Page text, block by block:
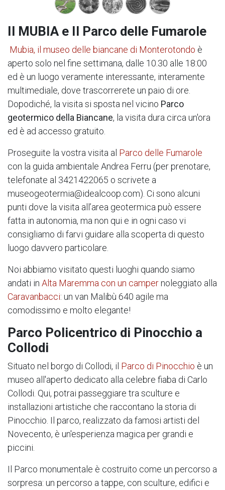
Il MUBIA e Il Parco delle Fumarole
Mubia, il museo delle biancane di Monterotondo è
aperto solo nel fine settimana, dalle 10.30 alle 18:00
ed è un luogo veramente interessante, interamente
multimediale, dove trascorrerete un paio di ore.
Dopodiché, la visita si sposta nel vicino Parco
geotermico della Biancane, la visita dura circa un'ora
ed è ad accesso gratuito.
Proseguite la vostra visita al Parco delle Fumarole
con la guida ambientale Andrea Ferru (per prenotare,
telefonate al 3421422065 o scrivete a
museogeotermia@idealcoop.com). Ci sono alcuni
punti dove la visita all’area geotermica può essere
fatta in autonomia, ma non qui e in ogni caso vi
consigliamo di farvi guidare alla scoperta di questo
luogo davvero particolare.
Noi abbiamo visitato questi luoghi quando siamo
andati in Alta Maremma con un campernoleggiato alla
Caravanbacci: un van Malibù 640 agile ma
comodissimo e molto elegante!
Parco Policentrico di Pinocchio a
Collodi
Situato nel borgo di Collodi, il Parco di Pinocchio è un
museo all'aperto dedicato alla celebre fiaba di Carlo
Collodi. Qui, potrai passeggiare tra sculture e
installazioni artistiche che raccontano la storia di
Pinocchio. Il parco, realizzato da famosi artisti del
Novecento, è un'esperienza magica per grandi e
piccini.
Il Parco monumentale è costruito come un percorso a
sorpresa: un percorso a tappe, con sculture, edifici e